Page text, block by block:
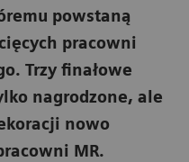
powstaną
pracowni
Trzy finałowe
nagrodzone, ale
nowo
MR.